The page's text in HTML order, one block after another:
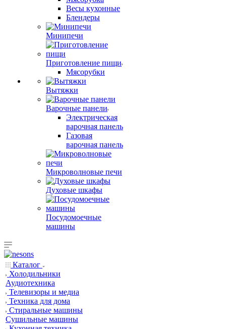
Весы кухонные
Блендеры
Минипечи
Приготовление пищи
Мясорубки
Вытяжки
Варочные панели
Электрическая
варочная панель
Газовая
варочная панель
Микроволновые печи
Духовые шкафы
Посудомоечные
машины
Каталог
Холодильники
Аудиотехника
Телевизоры и медиа
Техника для дома
Стиральные машины
Сушильные машины